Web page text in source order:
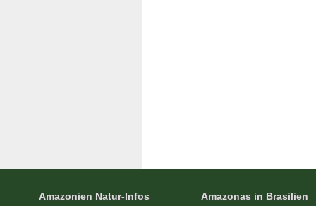
Amazonien Natur-Infos Amazonas in Brasilien